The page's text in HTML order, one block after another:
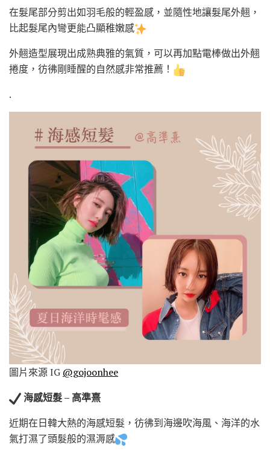
在髮尾部分剪出如羽毛般的輕盈感，並隨性地讓髮尾外翹，
比起髮尾內彎更能凸顯稚嫩感
外翹造型展現出成熟典雅的氣質，可以再加點電棒做出外翹
捲度，彷彿剛睡醒的自然感非常推薦！
.
圖片來源 IG @gojoonhee
海感短髮 – 高準熹
近期在日韓大熱的海感短髮，彷彿到海邊吹海風、海洋的水
氣打濕了頭髮般的濕溽感